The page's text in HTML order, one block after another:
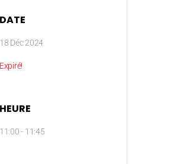
DATE
18 Déc 2024
Expiré!
HEURE
11:00 - 11:45